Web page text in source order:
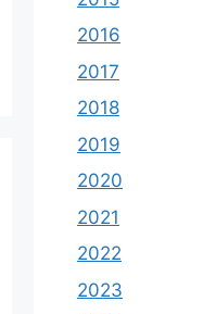
2016
2017
2018
2019
2020
2021
2022
2023